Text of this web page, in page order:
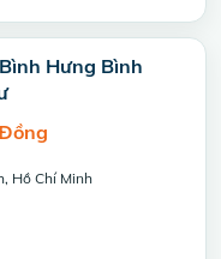
Hưng Bình
Hồ Chí Minh